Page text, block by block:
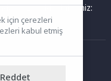
bize bildirebilirsiniz:
kopyalanamaz,
için çerezleri
kabul etmiş
Reddet